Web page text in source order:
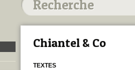
Chiantel & Co
TEXTES